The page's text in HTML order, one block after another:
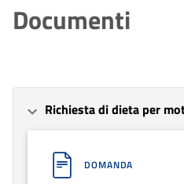
Documenti
Richiesta di dieta per
DOMANDA